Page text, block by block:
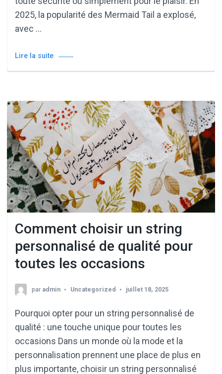
2025, la popularité des Mermaid Tail a explosé,
avec …
Lire la suite
Comment choisir un string
personnalisé de qualité pour
toutes les occasions
par admin Uncategorized juillet 18, 2025
Pourquoi opter pour un string personnalisé de
qualité : une touche unique pour toutes les
occasions Dans un monde où la mode et la
personnalisation prennent une place de plus en
plus importante, choisir un string personnalisé